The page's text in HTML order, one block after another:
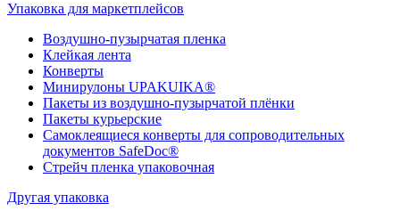
Упаковка для маркетплейсов
Воздушно-пузырчатая пленка
Клейкая лента
Конверты
Минирулоны UPAKUIKA®
Пакеты из воздушно-пузырчатой плёнки
Пакеты курьерские
Самоклеящиеся конверты для сопроводительных
документов SafeDoc®
Стрейч пленка упаковочная
Другая упаковка